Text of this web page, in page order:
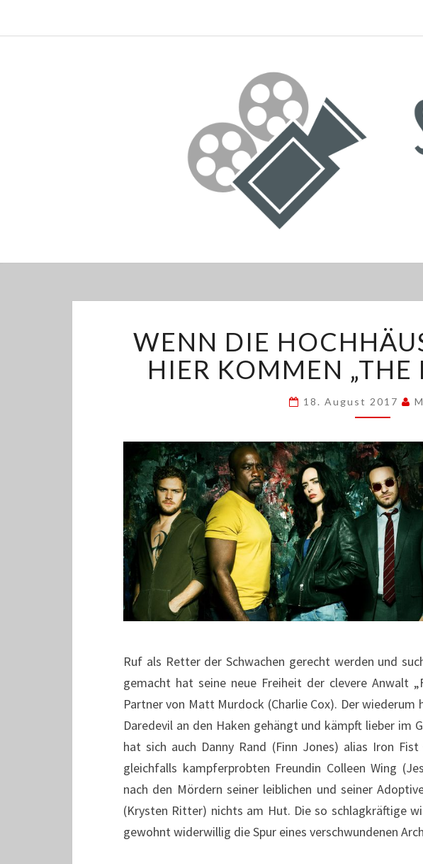
DIE
WENN DIE
HIER KOMMEN „THE
18. August 2017
Ruf als Retter der Schwachen gerecht werden und
gemacht hat seine neue Freiheit der clevere Anwalt
Partner von Matt Murdock (Charlie Cox). Der
Daredevil an den Haken gehängt und kämpft lieber im
hat sich auch Danny Rand (Finn Jones) alias Iron
gleichfalls kampferprobten Freundin Colleen Wing
nach den Mördern seiner leiblichen und seiner
(Krysten Ritter) nichts am Hut. Die so schlagkräftige
gewohnt widerwillig die Spur eines verschwundenen